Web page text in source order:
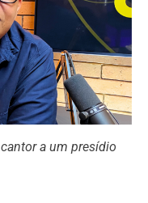
a um presídio